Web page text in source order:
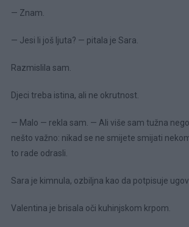
— Znam.
— Jesi li još ljuta? — pitala je Sara.
Razmislila sam.
Djeci treba istina, ali ne okrutnost.
— Malo — rekla sam. — Ali više sam tužna
nešto važno: nikad se ne smijete smijati
to rade odrasli.
Sara je kimnula, ozbiljna kao da potpisuje
Valentina je brisala oči kuhinjskom krpom.